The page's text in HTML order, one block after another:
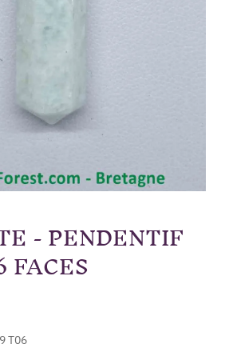
- PENDENTIF
T06